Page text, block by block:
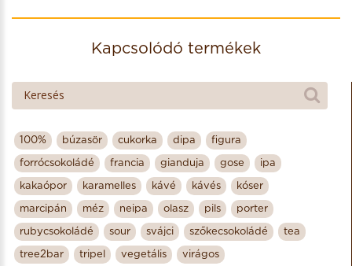
Származási hely: Madagascar
Kakaóbab fajta, termőhely: trinitario/Madagascar
Egyéb: cukormentes, gluténmentes,
Kapcsolódó termékek
100% búzasör cukorka dipa figura
forrócsokoládé francia gianduja gose ipa
kakaópor karamelles kávé kávés kóser
marcipán méz neipa olasz pils porter
rubycsokoládé sour svájci szőkecsokoládé tea
tree2bar tripel vegetális virágos